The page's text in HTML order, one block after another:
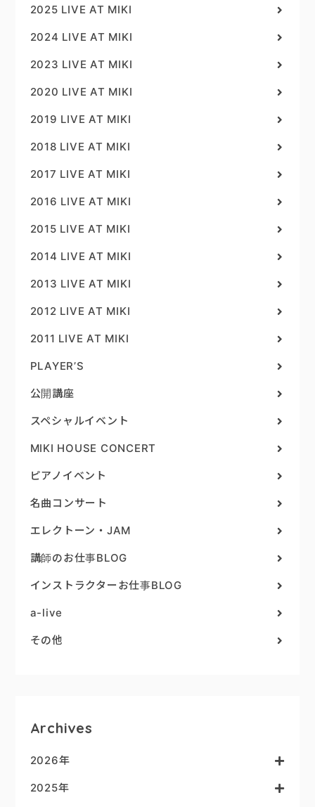
2025 LIVE AT MIKI
2024 LIVE AT MIKI
2023 LIVE AT MIKI
2020 LIVE AT MIKI
2019 LIVE AT MIKI
2018 LIVE AT MIKI
2017 LIVE AT MIKI
2016 LIVE AT MIKI
2015 LIVE AT MIKI
2014 LIVE AT MIKI
2013 LIVE AT MIKI
2012 LIVE AT MIKI
2011 LIVE AT MIKI
PLAYER’S
公開講座
スペシャルイベント
MIKI HOUSE CONCERT
ピアノイベント
名曲コンサート
エレクトーン・JAM
講師のお仕事BLOG
インストラクターお仕事BLOG
a-live
その他
Archives
2026年
2025年